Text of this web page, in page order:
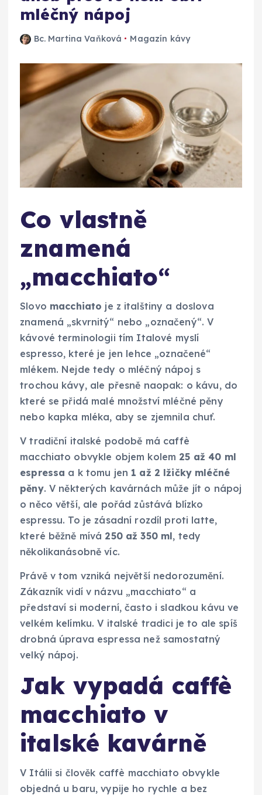
mléčný nápoj
Bc. Martina Vaňková Magazín kávy
Co vlastně
znamená
„macchiato“
Slovo macchiato je z italštiny a doslova
znamená „skvrnitý“ nebo „označený“. V
kávové terminologii tím Italové myslí
espresso, které je jen lehce „označené“
mlékem. Nejde tedy o mléčný nápoj s
trochou kávy, ale přesně naopak: o kávu, do
které se přidá malé množství mléčné pěny
nebo kapka mléka, aby se zjemnila chuť.
V tradiční italské podobě má caffè
macchiato obvykle objem kolem 25 až 40 ml
espressa a k tomu jen 1 až 2 lžičky mléčné
pěny. V některých kavárnách může jít o nápoj
o něco větší, ale pořád zůstává blízko
espressu. To je zásadní rozdíl proti latte,
které běžně mívá 250 až 350 ml, tedy
několikanásobně víc.
Právě v tom vzniká největší nedorozumění.
Zákazník vidí v názvu „macchiato“ a
představí si moderní, často i sladkou kávu ve
velkém kelímku. V italské tradici je to ale spíš
drobná úprava espressa než samostatný
velký nápoj.
Jak vypadá caffè
macchiato v
italské kavárně
V Itálii si člověk caffè macchiato obvykle
objedná u baru, vypije ho rychle a bez